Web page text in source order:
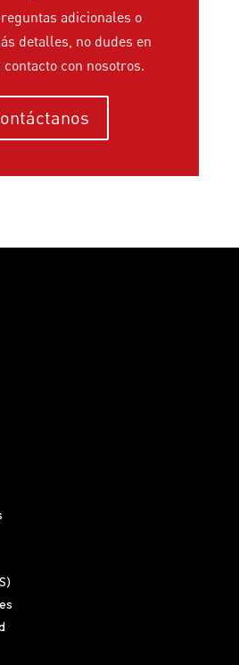
adicionales o
detalles, no dudes en
contacto con nosotros.